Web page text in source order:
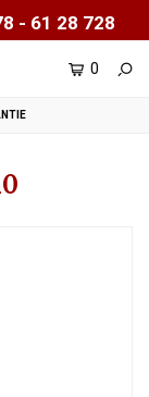
- 61 28 728
0